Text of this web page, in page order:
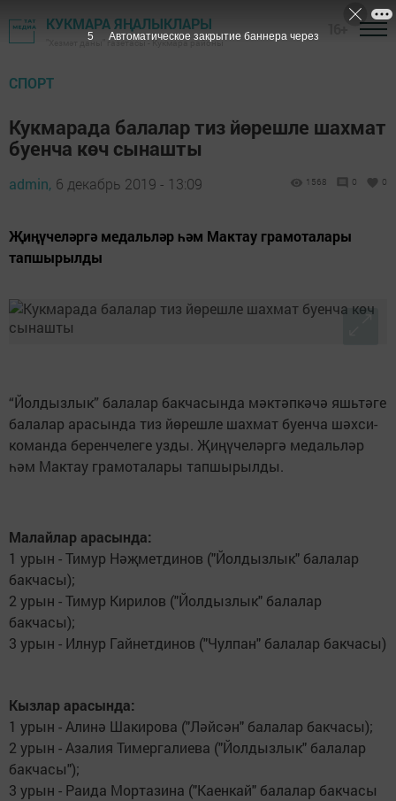
КУКМАРА ЯҢАЛЫКЛАРЫ
"Хезмәт даны" газетасы - Кукмара районы
СПОРТ
Кукмарада балалар тиз йөрешле шахмат
буенча көч сынашты
admin, 6 декабрь 2019 - 13:09 1568 0 0
Җиңүчеләргә медальләр һәм Мактау грамоталары
тапшырылды
“Йолдызлык” балалар бакчасында мәктәпкәчә яшьтәге
балалар арасында тиз йөрешле шахмат буенча шәхси-
команда беренчелеге узды. Җиңүчеләргә медальләр
һәм Мактау грамоталары тапшырылды.
Малайлар арасында:
1 урын - Тимур Нәҗметдинов ("Йолдызлык" балалар
бакчасы);
2 урын - Тимур Кирилов ("Йолдызлык" балалар
бакчасы);
3 урын - Илнур Гайнетдинов ("Чулпан" балалар бакчасы)
Кызлар арасында:
1 урын - Алинә Шакирова ("Ләйсән" балалар бакчасы);
2 урын - Азалия Тимергалиева ("Йолдызлык" балалар
бакчасы");
3 урын - Раида Мортазина ("Каенкай" балалар бакчасы
3 Автоматическое закрытие баннера через